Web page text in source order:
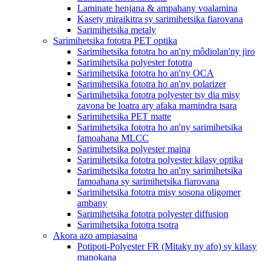
Laminate henjana & ampahany voalamina
Kasety miraikitra sy sarimihetsika fiarovana
Sarimihetsika metaly
Sarimihetsika fototra PET optika
Sarimihetsika fototra ho an'ny môdiolan'ny jiro
Sarimihetsika polyester fototra
Sarimihetsika fototra ho an'ny OCA
Sarimihetsika fototra ho an'ny polarizer
Sarimihetsika fototra polyester tsy dia misy
zavona be loatra ary afaka mamindra tsara
Sarimihetsika PET matte
Sarimihetsika fototra ho an'ny sarimihetsika
famoahana MLCC
Sarimihetsika polyester maina
Sarimihetsika fototra polyester kilasy optika
Sarimihetsika fototra ho an'ny sarimihetsika
famoahana sy sarimihetsika fiarovana
Sarimihetsika fototra misy sosona oligomer
ambany
Sarimihetsika fototra polyester diffusion
Sarimihetsika fototra tsotra
Akora azo ampiasaina
Potipoti-Polyester FR (Mitaky ny afo) sy kilasy
manokana